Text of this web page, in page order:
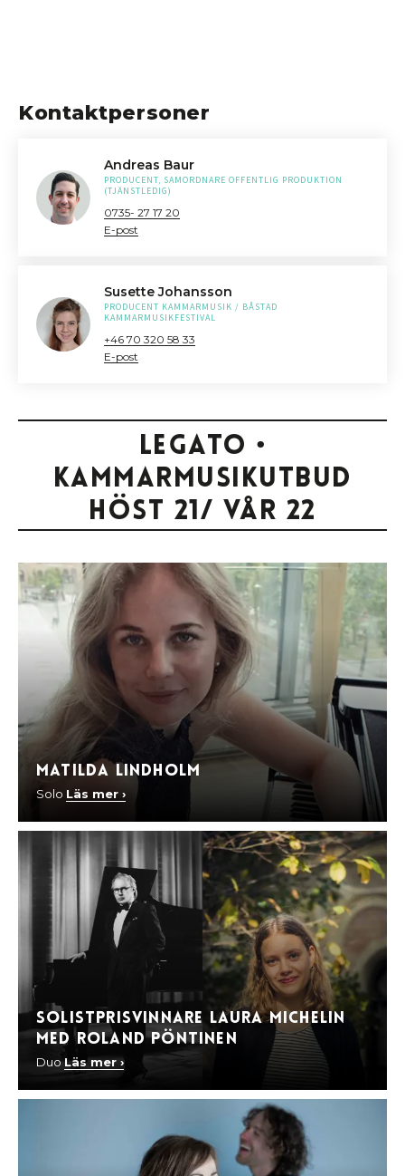
Kontaktpersoner
Andreas Baur
PRODUCENT, SAMORDNARE OFFENTLIG PRODUKTION
(TJÄNSTLEDIG)
0735- 27 17 20
E-post
Susette Johansson
PRODUCENT KAMMARMUSIK / BÅSTAD
KAMMARMUSIKFESTIVAL
+46 70 320 58 33
E-post
Legato •
Kammarmusikutbud
höst 21/ vår 22
Matilda Lindholm
Solo Läs mer ›
Solistprisvinnare Laura Michelin
med Roland Pöntinen
DuoLäs mer ›